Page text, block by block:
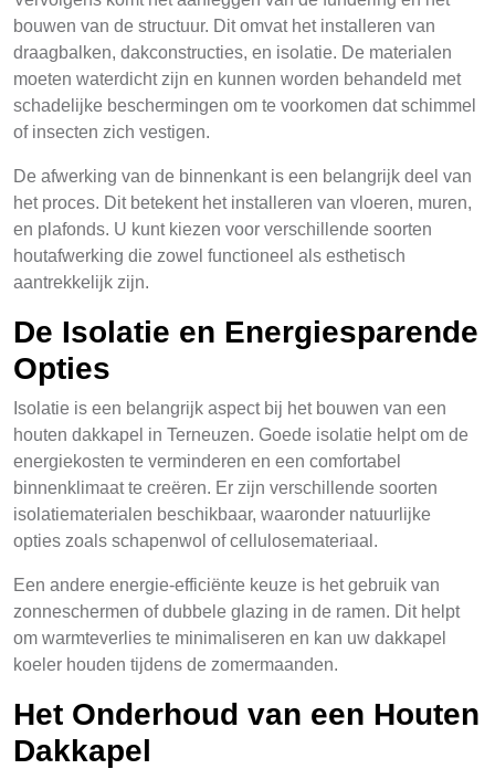
bouwen van de structuur. Dit omvat het installeren van
draagbalken, dakconstructies, en isolatie. De materialen
moeten waterdicht zijn en kunnen worden behandeld met
schadelijke beschermingen om te voorkomen dat schimmel
of insecten zich vestigen.
De afwerking van de binnenkant is een belangrijk deel van
het proces. Dit betekent het installeren van vloeren, muren,
en plafonds. U kunt kiezen voor verschillende soorten
houtafwerking die zowel functioneel als esthetisch
aantrekkelijk zijn.
De Isolatie en Energiesparende
Opties
Isolatie is een belangrijk aspect bij het bouwen van een
houten dakkapel in Terneuzen. Goede isolatie helpt om de
energiekosten te verminderen en een comfortabel
binnenklimaat te creëren. Er zijn verschillende soorten
isolatiematerialen beschikbaar, waaronder natuurlijke
opties zoals schapenwol of cellulosemateriaal.
Een andere energie-efficiënte keuze is het gebruik van
zonneschermen of dubbele glazing in de ramen. Dit helpt
om warmteverlies te minimaliseren en kan uw dakkapel
koeler houden tijdens de zomermaanden.
Het Onderhoud van een Houten
Dakkapel